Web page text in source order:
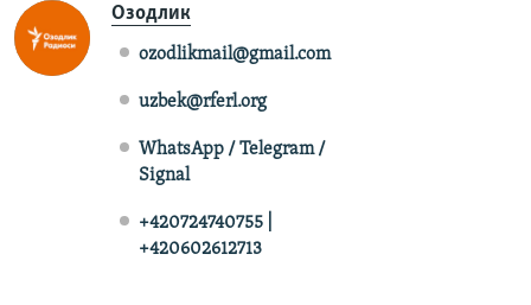
Озодлик
ozodlikmail@gmail.com
uzbek@rferl.org
WhatsApp / Telegram /
Signal
+420724740755 |
+420602612713